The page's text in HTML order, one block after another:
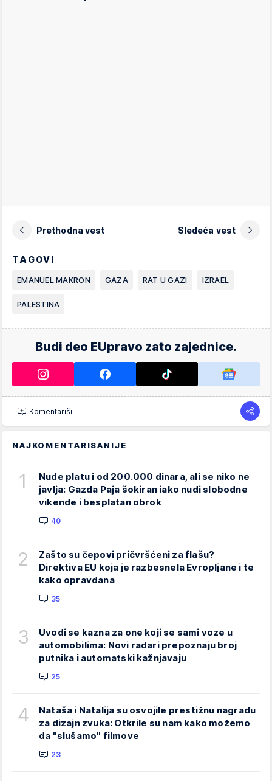
Prethodna vest Sledeća vest
TAGOVI
EMANUEL MAKRON GAZA RAT U GAZI IZRAEL
PALESTINA
Budi deo EUpravo zato zajednice.
Komentariši
NAJKOMENTARISANIJE
1
Nude platu i od 200.000 dinara, ali se niko ne
javlja: Gazda Paja šokiran iako nudi slobodne
vikende i besplatan obrok
40
2
Zašto su čepovi pričvršćeni za flašu?
Direktiva EU koja je razbesnela Evropljane i te
kako opravdana
35
3
Uvodi se kazna za one koji se sami voze u
automobilima: Novi radari prepoznaju broj
putnika i automatski kažnjavaju
25
4
Nataša i Natalija su osvojile prestižnu nagradu
za dizajn zvuka: Otkrile su nam kako možemo
da "slušamo" filmove
23